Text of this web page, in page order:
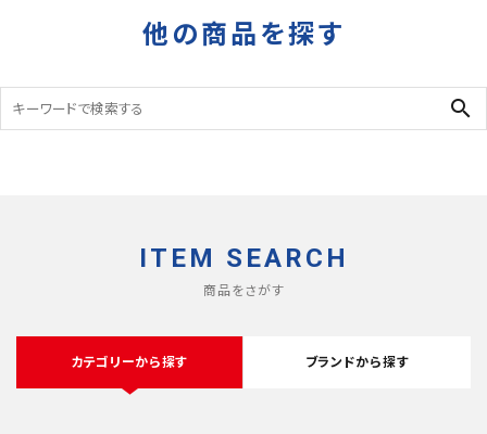
他の商品を探す
search
ITEM SEARCH
商品をさがす
カテゴリーから探す ブランドから探す